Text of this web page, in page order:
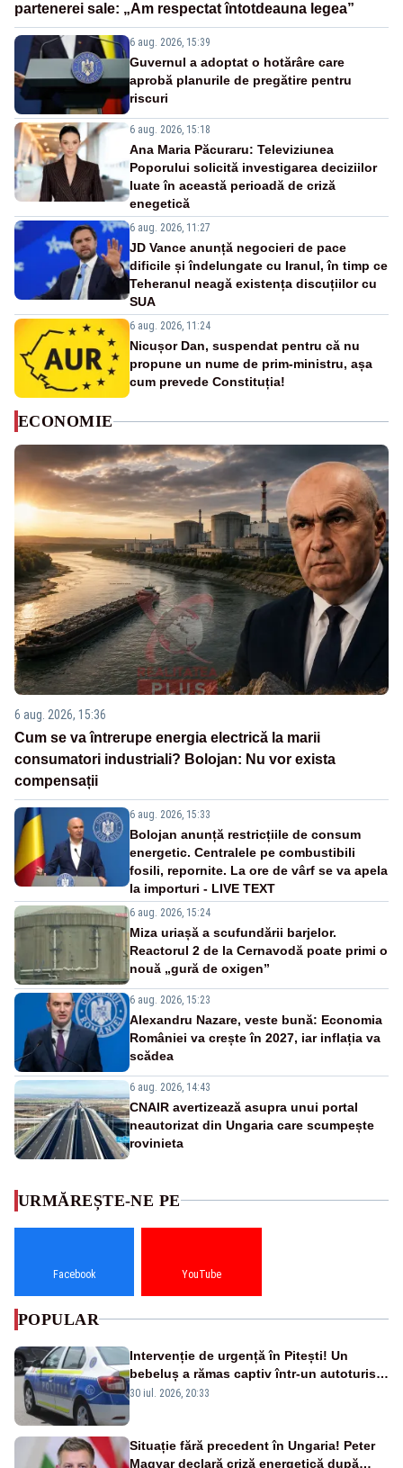
partenerei sale: „Am respectat întotdeauna legea”
6 aug. 2026, 15:39
Guvernul a adoptat o hotărâre care
aprobă planurile de pregătire pentru
riscuri
6 aug. 2026, 15:18
Ana Maria Păcuraru: Televiziunea
Poporului solicită investigarea deciziilor
luate în această perioadă de criză
enegetică
6 aug. 2026, 11:27
JD Vance anunță negocieri de pace
dificile și îndelungate cu Iranul, în timp ce
Teheranul neagă existența discuțiilor cu
SUA
6 aug. 2026, 11:24
Nicușor Dan, suspendat pentru că nu
propune un nume de prim-ministru, așa
cum prevede Constituția!
ECONOMIE
6 aug. 2026, 15:36
Cum se va întrerupe energia electrică la marii
consumatori industriali? Bolojan: Nu vor exista
compensații
6 aug. 2026, 15:33
Bolojan anunță restricțiile de consum
energetic. Centralele pe combustibili
fosili, repornite. La ore de vârf se va apela
la importuri - LIVE TEXT
6 aug. 2026, 15:24
Miza uriașă a scufundării barjelor.
Reactorul 2 de la Cernavodă poate primi o
nouă „gură de oxigen”
6 aug. 2026, 15:23
Alexandru Nazare, veste bună: Economia
României va crește în 2027, iar inflația va
scădea
6 aug. 2026, 14:43
CNAIR avertizează asupra unui portal
neautorizat din Ungaria care scumpește
rovinieta
URMĂREȘTE-NE PE
Facebook YouTube
POPULAR
Intervenție de urgență în Pitești! Un
bebeluș a rămas captiv într-un autoturism
din cauza unei defecțiuni
30 iul. 2026, 20:33
Situație fără precedent în Ungaria! Peter
Magyar declară criză energetică după